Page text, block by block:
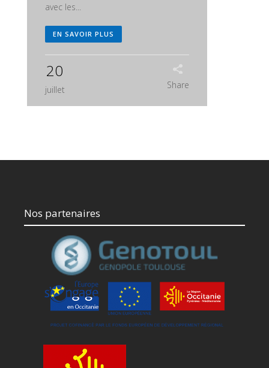
avec les...
EN SAVOIR PLUS
20
juillet Share
Nos partenaires